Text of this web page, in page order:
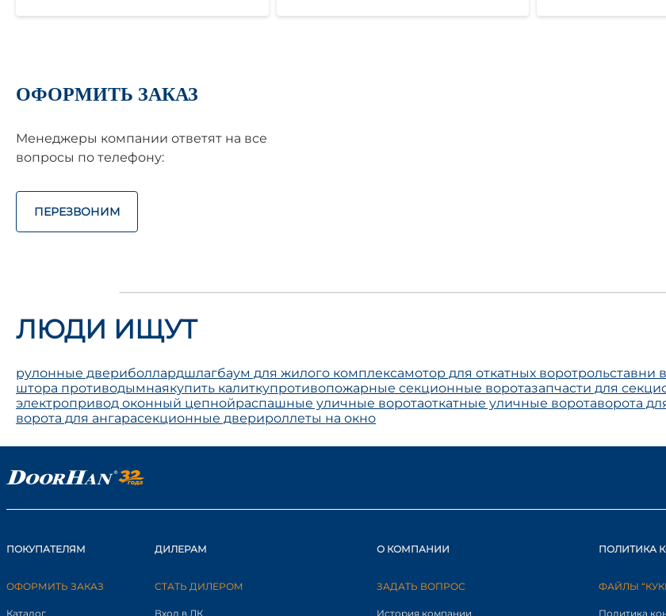
ОФОРМИТЬ ЗАКАЗ
Менеджеры компании ответят на все
вопросы по телефону:
ПЕРЕЗВОНИМ
ЛЮДИ ИЩУТ
рулонные двериболлардшлагбаум для жилого комплексамотор для откатных воротрольставни
штора противодымнаякупить калиткупротивопожарные секционные воротазапчасти для
электропривод оконный цепнойраспашные уличные воротаоткатные уличные воротаворота
ворота для ангарасекционные дверироллеты на окно
ПОКУПАТЕЛЯМ
ОФОРМИТЬ ЗАКАЗ
Каталог
ДИЛЕРАМ
СТАТЬ ДИЛЕРОМ
Вход в ЛК
О КОМПАНИИ
ЗАДАТЬ ВОПРОС
История компании
ПОЛИТИКА
ФАЙЛЫ
Политика